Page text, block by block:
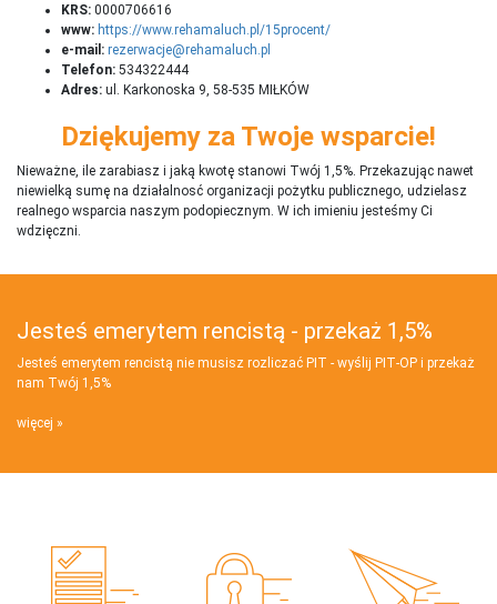
KRS: 0000706616
www: https://www.rehamaluch.pl/15procent/
e-mail: rezerwacje@rehamaluch.pl
Telefon: 534322444
Adres: ul. Karkonoska 9, 58-535 MIŁKÓW
Dziękujemy za Twoje wsparcie!
Nieważne, ile zarabiasz i jaką kwotę stanowi Twój 1,5%. Przekazując nawet
niewielką sumę na działalnosć organizacji pożytku publicznego, udzielasz
realnego wsparcia naszym podopiecznym. W ich imieniu jesteśmy Ci
wdzięczni.
Jesteś emerytem rencistą - przekaż 1,5%
Jesteś emerytem rencistą nie musisz rozliczać PIT - wyślij PIT‑OP i przekaż
nam Twój 1,5%
więcej